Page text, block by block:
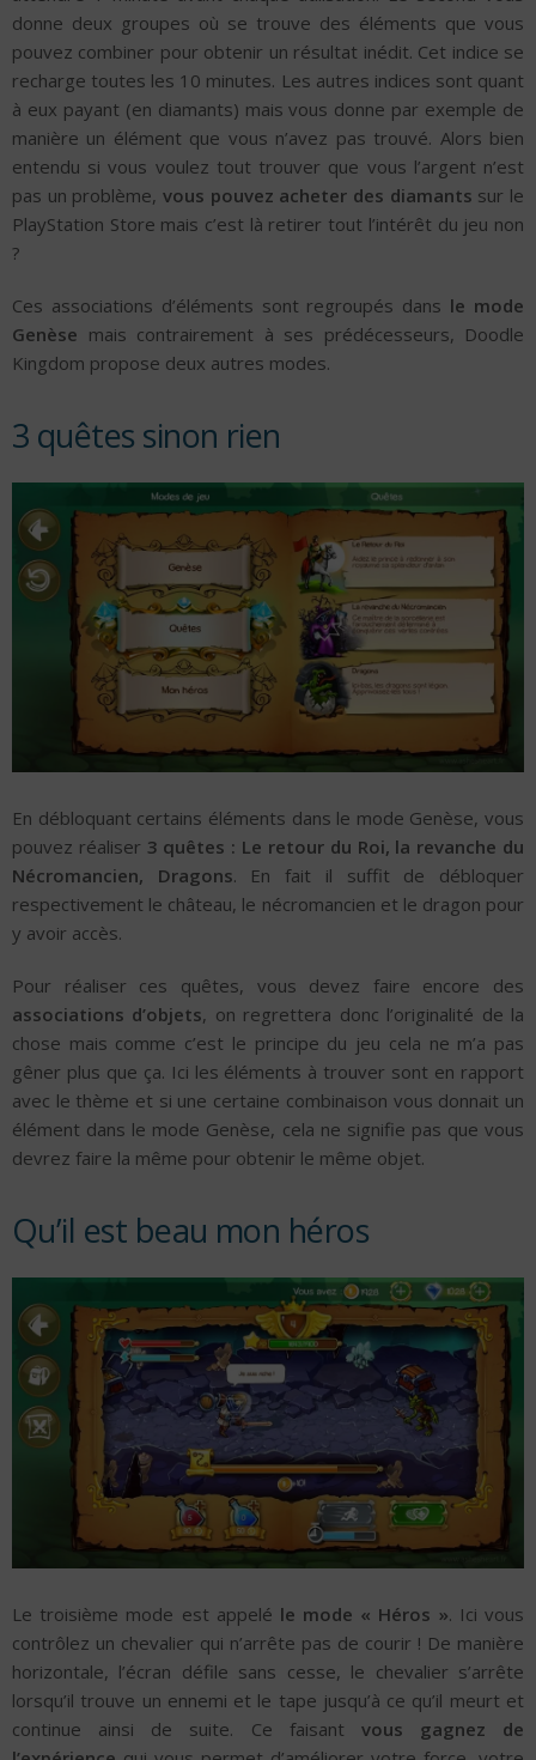
donne deux groupes où se trouve des éléments que vous
pouvez combiner pour obtenir un résultat inédit. Cet indice se
recharge toutes les 10 minutes. Les autres indices sont quant
à eux payant (en diamants) mais vous donne par exemple de
manière un élément que vous n’avez pas trouvé. Alors bien
entendu si vous voulez tout trouver que vous l’argent n’est
pas un problème, vous pouvez acheter des diamants sur le
PlayStation Store mais c’est là retirer tout l’intérêt du jeu non
?
Ces associations d’éléments sont regroupés dans le mode
Genèse mais contrairement à ses prédécesseurs, Doodle
Kingdom propose deux autres modes.
3 quêtes sinon rien
En débloquant certains éléments dans le mode Genèse, vous
pouvez réaliser 3 quêtes : Le retour du Roi, la revanche du
Nécromancien, Dragons. En fait il suffit de débloquer
respectivement le château, le nécromancien et le dragon pour
y avoir accès.
Pour réaliser ces quêtes, vous devez faire encore des
associations d’objets, on regrettera donc l’originalité de la
chose mais comme c’est le principe du jeu cela ne m’a pas
gêner plus que ça. Ici les éléments à trouver sont en rapport
avec le thème et si une certaine combinaison vous donnait un
élément dans le mode Genèse, cela ne signifie pas que vous
devrez faire la même pour obtenir le même objet.
Qu’il est beau mon héros
Le troisième mode est appelé le mode « Héros ». Ici vous
contrôlez un chevalier qui n’arrête pas de courir ! De manière
horizontale, l’écran défile sans cesse, le chevalier s’arrête
lorsqu’il trouve un ennemi et le tape jusqu’à ce qu’il meurt et
continue ainsi de suite. Ce faisant vous gagnez de